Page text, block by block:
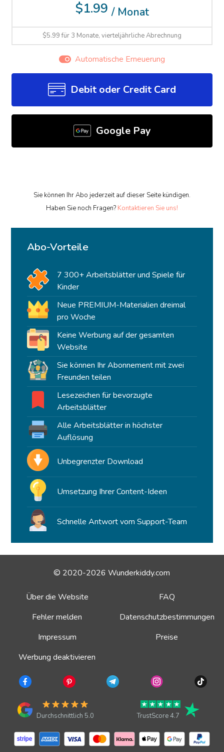
$1.99 / Monat
$5.99 für 3 Monate, vierteljährliche Abrechnung
Automatische Erneuerung
Debit oder Credit Card
Google Pay
Sie können Ihr Abo jederzeit auf dieser Seite kündigen.
Haben Sie noch Fragen? Kontaktieren Sie uns!
Abo-Vorteile
7 300+ Arbeitsblätter und Spiele für
Kinder
Neue PREMIUM-Materialien dreimal
pro Woche
Keine Werbung auf der gesamten
Website
Sie können Ihr Abonnement mit zwei
Freunden teilen
Lesezeichen für bevorzugte
Arbeitsblätter
Alle Arbeitsblätter in höchster
Auflösung
Unbegrenzter Download
Umsetzung Ihrer Content-Ideen
Schnelle Antwort vom Support-Team
© 2020-2026 Wunderkiddy.com
Über die Website
FAQ
Fehler melden
Datenschutzbestimmungen
Impressum
Preise
Werbung deaktivieren
Durchschnittlich 5.0 TrustScore 4.7